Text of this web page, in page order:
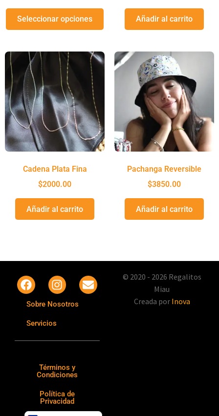
Seleccionar opciones Añadir al carrito
Cadena Plata Fina
$2000.00
Añadir al carrito
Pachanga Reversible
$3850.00
Añadir al carrito
Sobre Nosotros
Servicios
Términos y
Condiciones
Política de
Privacidad
© 2020 - 2026 Regalitos
Miau
Creada por Inova